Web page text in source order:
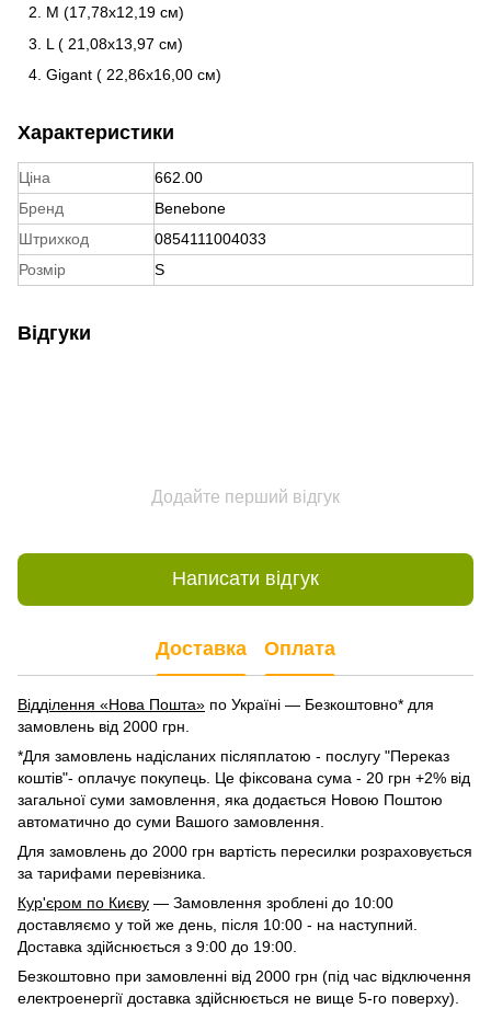
M (17,78х12,19 см)
L ( 21,08х13,97 см)
Gigant ( 22,86х16,00 см)
Характеристики
Ціна
662.00
Бренд
Benebone
Штрихкод
0854111004033
Розмір
S
Відгуки
Додайте перший відгук
Написати відгук
Доставка Оплата
Відділення «Нова Пошта» по Україні — Безкоштовно* для
замовлень від 2000 грн.
*Для замовлень надісланих післяплатою - послугу "Переказ
коштів"- оплачує покупець. Це фіксована сума - 20 грн +2% від
загальної суми замовлення, яка додається Новою Поштою
автоматично до суми Вашого замовлення.
Для замовлень до 2000 грн вартість пересилки розраховується
за тарифами перевізника.
Кур'єром по Києву — Замовлення зроблені до 10:00
доставляємо у той же день, після 10:00 - на наступний.
Доставка здійснюється з 9:00 до 19:00.
Безкоштовно при замовленні від 2000 грн (під час відключення
електроенергії доставка здійснюється не вище 5-го поверху).